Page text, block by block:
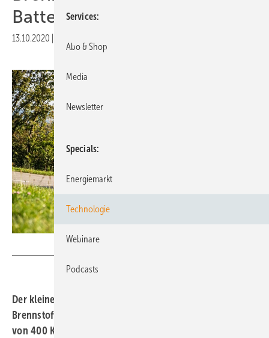
Batterie
13.10.2020
Der kleine Flitzer wiegt insgesamt nur 450 Kilo,
Brennstoffzelle und Batterie sorgen für eine Reichweite
von 400 Kilometer. Und der Preis?
Services
Abo & Shop
Media
Newsletter
Specials
Energiemarkt
Technologie
Webinare
Podcasts